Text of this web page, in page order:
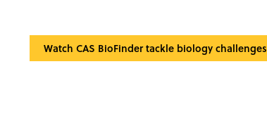
Watch CAS BioFinder tackle biology challenges